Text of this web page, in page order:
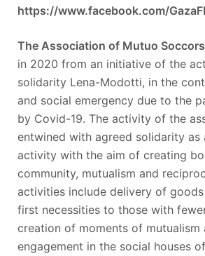
https://www.facebook.com/
The Association of Mutuo
in 2020 from an initiative of the
solidarity Lena-Modotti, in the
and social emergency due to the
by Covid-19. The activity of the
entwined with agreed solidarity as
activity with the aim of creating
community, mutualism and
activities include delivery of
first necessities to those with
creation of moments of mutualism
engagement in the social houses